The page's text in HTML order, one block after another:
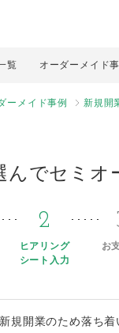
覧 オーダーメイド
ーメイド事例 新規開
んでセミオ
2
ヒアリング
シート入力
お
新規開業のため落ち